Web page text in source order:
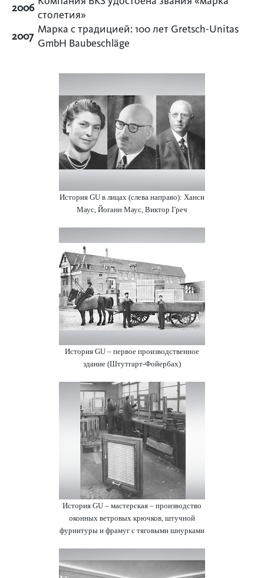
2006
столетия»
2007
Марка с традицией: 100 лет Gretsch­-Unitas
GmbH Baubeschläge
История GU в лицах (слева направо): Ханси
Маус, Йоганн Маус, Виктор Греч
История GU – первое производственное
здание (Штутгарт-Фойербах)
История GU – мастерская – производство
оконных ветровых крючков, штучной
фурнитуры и фрамуг с тяговыми шнурками